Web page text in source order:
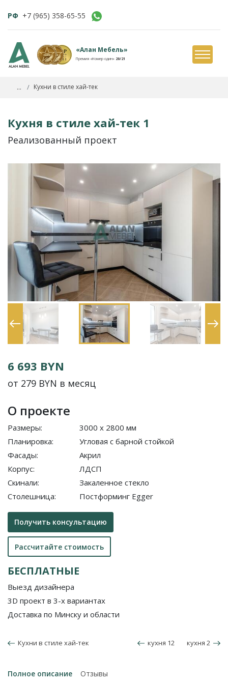
РФ +7 (965) 358-65-55
«Алан Мебель»
Премия «Номер один» 20/21
... Кухни в стиле хай-тек
Кухня в стиле хай-тек 1
Реализованный проект
6 693 BYN
от 279 BYN в месяц
О проекте
Размеры:
Планировка:
Фасады:
Корпус:
Скинали:
Столешница:
3000 x 2800 мм
Угловая с барной стойкой
Акрил
ЛДСП
Закаленное стекло
Постформинг Egger
Получить консультацию
Рассчитайте стоимость
БЕСПЛАТНЫЕ
Выезд дизайнера
3D проект в 3-х вариантах
Доставка по Минску и области
Кухни в стиле хай-тек кухня 12 кухня 2
Полное описание
Отзывы